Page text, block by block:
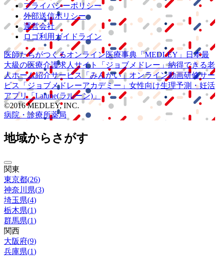
プライバシーポリシー
外部送信ポリシー
運営会社
ロゴ利用ガイドライン
医師たちがつくるオンライン医療事典 「MEDLEY」
日本最
大級の医療介護求人サイト 「ジョブメドレー」納得できる老
人ホーム紹介サービス
「みんかい」 オンライン動画研修サー
ビス
「ジョブメドレーアカデミー」 女性向け生理予測・妊活
アプリ「Lalune(ラルーン)」
©2016 MEDLEY, INC.
病院・診療所薬局
地域からさがす
関東
東京都(26)
神奈川県(3)
埼玉県(4)
栃木県(1)
群馬県(1)
関西
大阪府(9)
兵庫県(1)